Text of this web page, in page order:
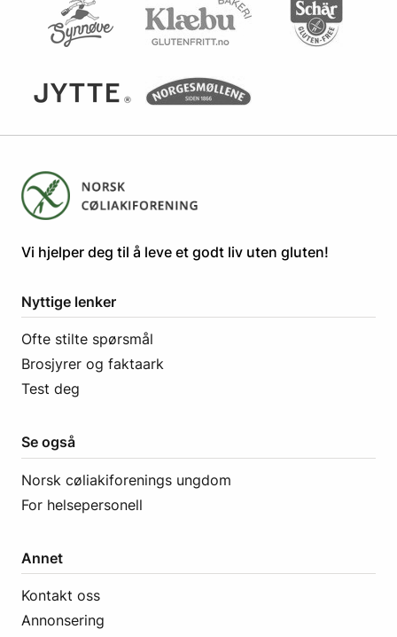
​​​​Vi hjelper deg til å leve et godt liv uten gluten! ​
Nyttige lenker
Ofte stilte spørsmål
Brosjyrer og faktaark
Test deg
Se også
Norsk cøliakiforenings ungdom
For helsepersonell
Annet
Kontakt oss
Annonsering